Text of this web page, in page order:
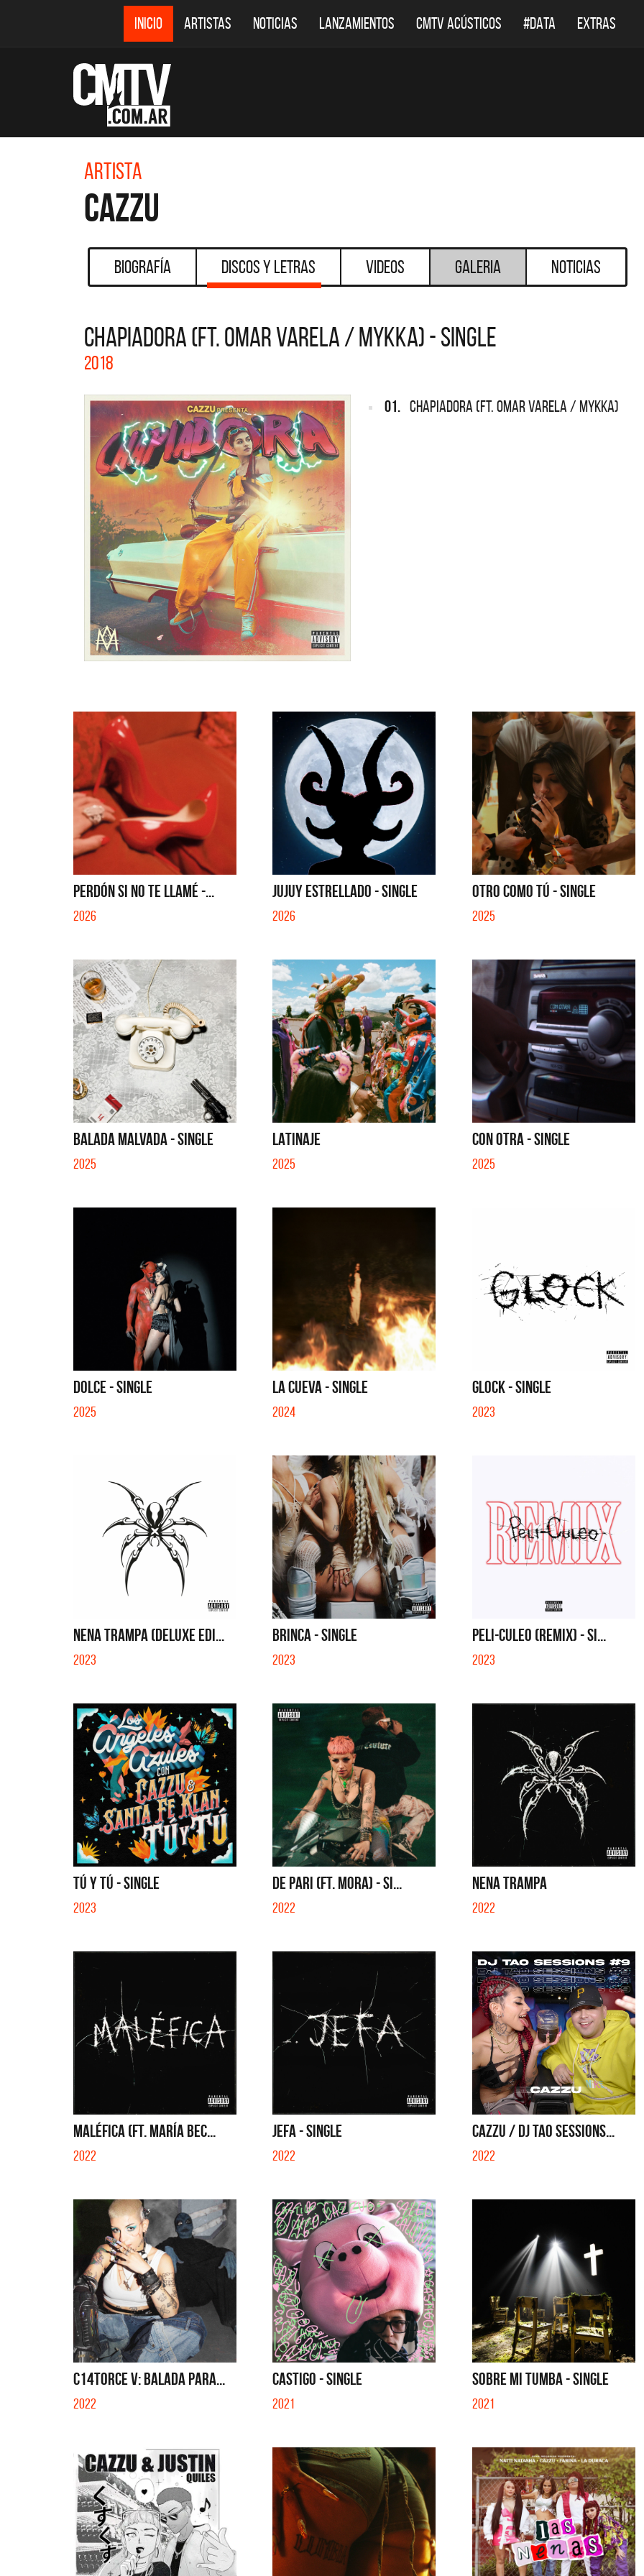
INICIO ARTISTAS NOTICIAS LANZAMIENTOS CMTV ACÚSTICOS #DATA EXTRAS
Artista
Cazzu
Biografía Discos y Letras Videos Galeria Noticias
CHAPIADORA (FT. OMAR VARELA / MYKKA) - SINGLE
2018
01. CHAPIADORA (FT. OMAR VARELA / MYKKA)
PERDÓN SI NO TE LLAMÉ -...
2026
JUJUY ESTRELLADO - SINGLE
2026
OTRO COMO TÚ - SINGLE
2025
BALADA MALVADA - SINGLE
2025
LATINAJE
2025
CON OTRA - SINGLE
2025
DOLCE - SINGLE
2025
LA CUEVA - SINGLE
2024
GLOCK - SINGLE
2023
NENA TRAMPA (DELUXE EDI...
2023
BRINCA - SINGLE
2023
PELI-CULEO (REMIX) - SI...
2023
TÚ Y TÚ - SINGLE
2023
DE PARI (FT. MORA) - SI...
2022
NENA TRAMPA
2022
MALÉFICA (FT. MARÍA BEC...
2022
JEFA - SINGLE
2022
CAZZU / DJ TAO SESSIONS...
2022
C14TORCE V: BALADA PARA...
2022
CASTIGO - SINGLE
2021
SOBRE MI TUMBA - SINGLE
2021
DESTACADOS
La colección completa de los CMTV
DESTACADOS
Benito Cerati
EN EL CIBER (LADO BE) - EP QUE NO SE MUELA LA MUELA - SINGLE